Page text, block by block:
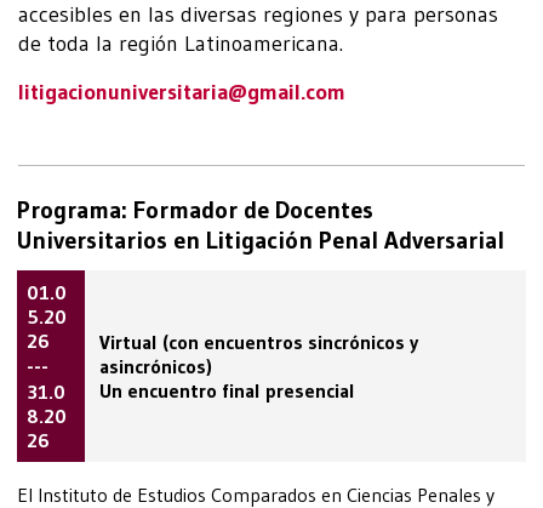
accesibles en las diversas regiones y para personas
de toda la región Latinoamericana.
litigacionuniversitaria@gmail.com
Programa: Formador de Docentes
Universitarios en Litigación Penal Adversarial
01.0
5.20
26
---
31.0
8.20
26
Virtual (con encuentros sincrónicos y
asincrónicos)
Un encuentro final presencial
El Instituto de Estudios Comparados en Ciencias Penales y